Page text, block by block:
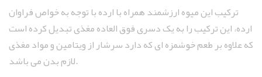
ترکیب این میوه ارزشمند همراه با ارده با توجه به خواص فراوان
ارده، این ترکیب را به یک دسری فوق العاده مغذی تبدیل کرده است
که علاوه بر طعم خوشمزه ای که دارد سرشار از ویتامین و مواد مغذی
لازم بدن می باشد.